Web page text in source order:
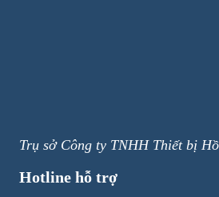
Trụ sở Công ty TNHH Thiết bị
Hotline hỗ trợ